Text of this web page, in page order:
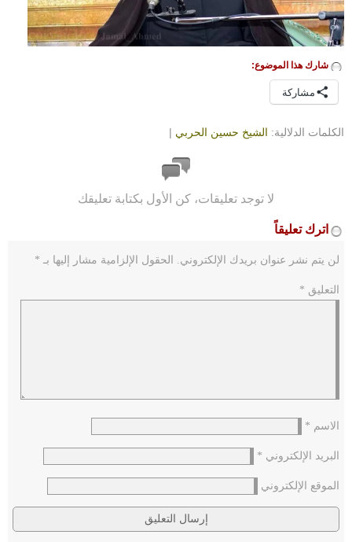
شارك هذا الموضوع:
مشاركة
الكلمات الدلالية: الشيخ حسين الحربي |
لا توجد تعليقات، كن الأول بكتابة تعليقك
اترك تعليقاً
لن يتم نشر عنوان بريدك الإلكتروني. الحقول الإلزامية مشار إليها بـ *
التعليق *
الاسم *
البريد الإلكتروني *
الموقع الإلكتروني